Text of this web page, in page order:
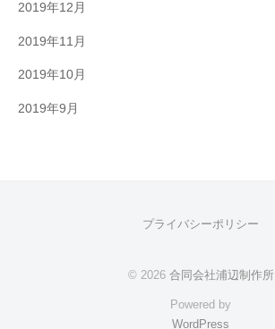
2019年12月
2019年11月
2019年10月
2019年9月
プライバシーポリシー
© 2026 合同会社浦辺制作所
Powered by
WordPress